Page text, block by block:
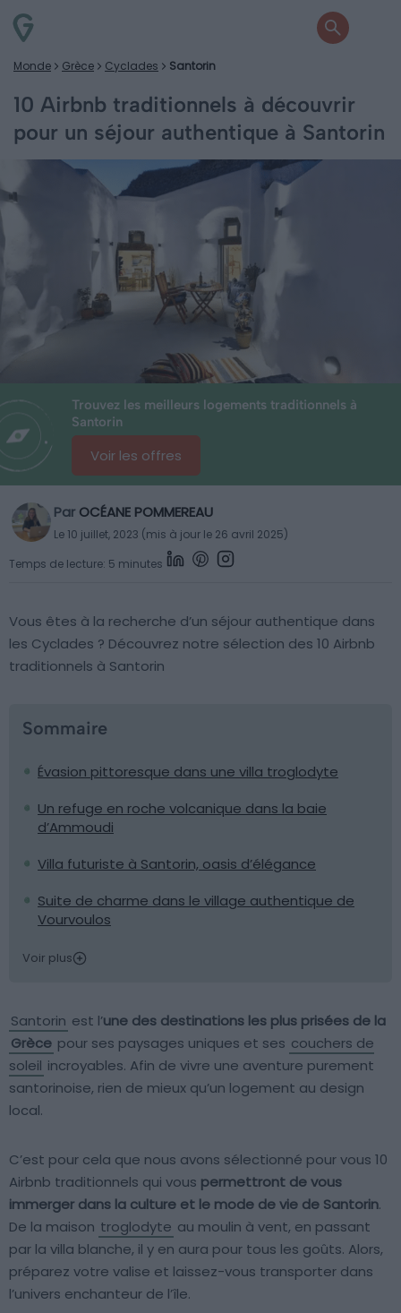
Monde Grèce Cyclades Santorin
10 Airbnb traditionnels à découvrir
pour un séjour authentique à Santorin
Trouvez les meilleurs logements traditionnels à
Santorin
Voir les offres
Par OCÉANE POMMEREAU
Le 10 juillet, 2023 (mis à jour le 26 avril 2025)
Temps de lecture: 5 minutes
Vous êtes à la recherche d’un séjour authentique dans
les Cyclades ? Découvrez notre sélection des 10 Airbnb
traditionnels à Santorin
Sommaire
Évasion pittoresque dans une villa troglodyte
Un refuge en roche volcanique dans la baie
d’Ammoudi
Villa futuriste à Santorin, oasis d’élégance
Suite de charme dans le village authentique de
Vourvoulos
Voir plus
Santorin est l’une des destinations les plus prisées de la
Grèce pour ses paysages uniques et ses couchers de
soleil incroyables. Afin de vivre une aventure purement
santorinoise, rien de mieux qu’un logement au design
local.
C’est pour cela que nous avons sélectionné pour vous 10
Airbnb traditionnels qui vous permettront de vous
immerger dans la culture et le mode de vie de Santorin.
De la maison troglodyte au moulin à vent, en passant
par la villa blanche, il y en aura pour tous les goûts. Alors,
préparez votre valise et laissez-vous transporter dans
l’univers enchanteur de l’île.